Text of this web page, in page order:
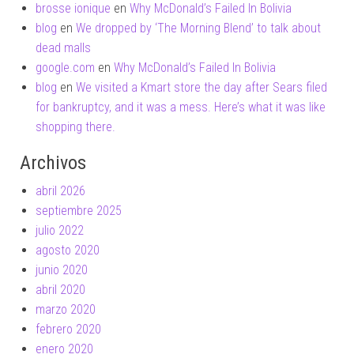
brosse ionique en Why McDonald’s Failed In Bolivia
blog en We dropped by ‘The Morning Blend’ to talk about
dead malls
google.com en Why McDonald’s Failed In Bolivia
blog en We visited a Kmart store the day after Sears filed
for bankruptcy, and it was a mess. Here’s what it was like
shopping there.
Archivos
abril 2026
septiembre 2025
julio 2022
agosto 2020
junio 2020
abril 2020
marzo 2020
febrero 2020
enero 2020